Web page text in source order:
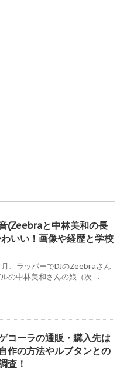
(Zeebraと中林美和の長
いい！画像や経歴と学校
、ラッパーでDJのZeebraさん
の中林美和さんの娘（次 ...
コーラの通販・購入先は
作の方法やルブタンとの
査！